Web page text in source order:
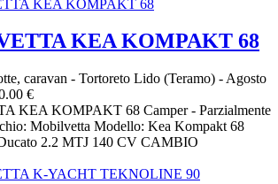
KEA KOMPAKT 68
caravan - Tortoreto Lido (Teramo) - Agosto
€
KEA KOMPAKT 68 Camper - Parzialmente
Mobilvetta Modello: Kea Kompakt 68
2.2 MTJ 140 CV CAMBIO